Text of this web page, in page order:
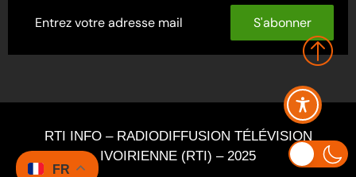
S'abonner
RTI INFO – RADIODIFFUSION TÉLÉVISION
IVOIRIENNE (RTI) – 2025
FR